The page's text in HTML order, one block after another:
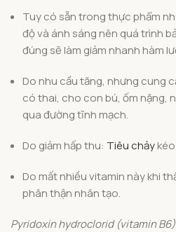
Tuy có sẵn trong thực phẩm
độ và ánh sáng nên quá trình
đúng sẽ làm giảm nhanh hàm
Do nhu cầu tăng, nhưng cung
có thai, cho con bú, ốm nặng,
qua đường tĩnh mạch.
Do giảm hấp thu: Tiêu chảy
Do mất nhiều vitamin này khi
phân thận nhân tạo.
Pyridoxin hydroclorid (vitamin